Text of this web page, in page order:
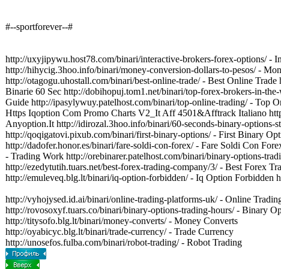
#--sportforever--#
http://uxyjipywu.host78.com/binari/interactive-brokers-forex-options/
http://hihycig.3hoo.info/binari/money-conversion-dollars-to-pesos/ -
http://otagogu.uhostall.com/binari/best-online-trade/ - Best Online
Binarie 60 Sec http://dobihopuj.tom1.net/binari/top-forex-brokers-in-
Guide http://ipasylywuy.patelhost.com/binari/top-online-trading/ - Top
Https Iqoption Com Promo Charts V2_It Aff 4501&Afftrack Italiano
Anyoption.It http://idirozal.3hoo.info/binari/60-seconds-binary-options-
http://qoqigatovi.pixub.com/binari/first-binary-options/ - First Binary
http://dadofer.honor.es/binari/fare-soldi-con-forex/ - Fare Soldi Con
- Trading Work http://orebinarer.patelhost.com/binari/binary-options-
http://ezedytutih.tuars.net/best-forex-trading-company/3/ - Best Forex
http://emuleveq.blg.lt/binari/iq-option-forbidden/ - Iq Option Forbidden
http://vyhojysed.id.ai/binari/online-trading-platforms-uk/ - Online
http://rovosoxyf.tuars.co/binari/binary-options-trading-hours/ - Binary
http://titysofo.blg.lt/binari/money-converts/ - Money Converts
http://oyabicyc.blg.lt/binari/trade-currency/ - Trade Currency
http://unosefos.fulba.com/binari/robot-trading/ - Robot Trading